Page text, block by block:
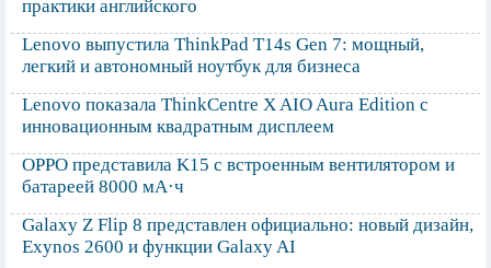
практики английского
Lenovo выпустила ThinkPad T14s Gen 7: мощный,
легкий и автономный ноутбук для бизнеса
Lenovo показала ThinkCentre X AIO Aura Edition с
инновационным квадратным дисплеем
OPPO представила K15 с встроенным вентилятором и
батареей 8000 мА·ч
Galaxy Z Flip 8 представлен официально: новый дизайн,
Exynos 2600 и функции Galaxy AI